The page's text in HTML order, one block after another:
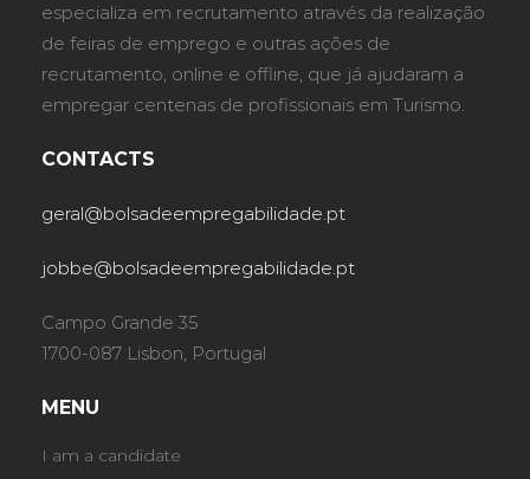
especializa em recrutamento através da realização
de feiras de emprego e outras ações de
recrutamento, online e offline, que já ajudaram a
empregar centenas de profissionais em Turismo.
CONTACTS
geral@bolsadeempregabilidade.pt
jobbe@bolsadeempregabilidade.pt
Campo Grande 35
1700-087 Lisbon, Portugal
MENU
I am a candidate